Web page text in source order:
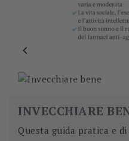

INVECCHIARE
Questa guida pratica e